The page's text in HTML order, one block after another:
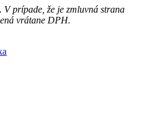
V prípade, že je zmluvná strana
vrátane DPH.